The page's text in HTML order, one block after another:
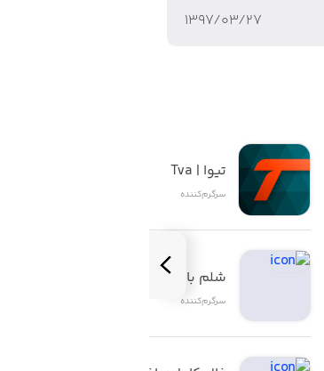
۱۳۹۷/۰۳/۲۷
تیوا | Tva
سرگرم‌کننده
شلم باز | ShelemBaz
سرگرم‌کننده